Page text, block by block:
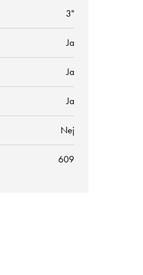
3"
Ja
Ja
Ja
Nej
609